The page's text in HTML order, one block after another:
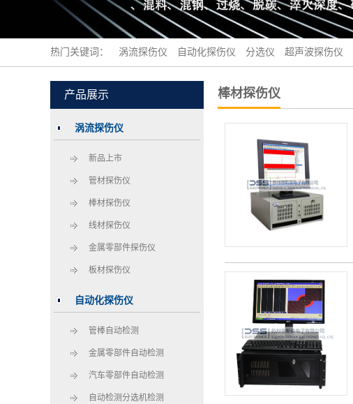
热门关键词： 涡流探伤仪 自动化探伤仪 分选仪 超声波探伤仪
产品展示
涡流探伤仪
新品上市
管材探伤仪
棒材探伤仪
线材探伤仪
金属零部件探伤仪
板材探伤仪
自动化探伤仪
管棒自动检测
金属零部件自动检测
汽车零部件自动检测
自动检测分选机检测
棒材探伤仪